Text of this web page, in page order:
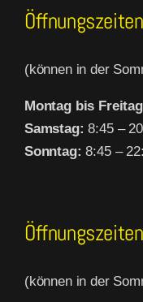
(können in der
Montag bis
Samstag:8:45 –
Sonntag: 8:45 –
(können in der